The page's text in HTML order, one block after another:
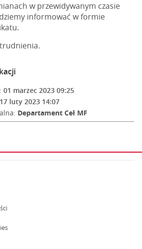
w przewidywanym czasie
informować w formie
01 marzec 2023 09:25
17 luty 2023 14:07
Departament Ceł MF